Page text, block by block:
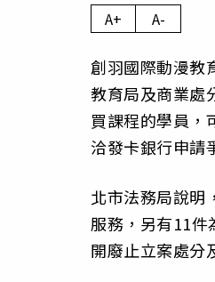
A+ A-
創羽國際動漫教
教育局及商業處
買課程的學員，
洽發卡銀行申請
北市法務局說明
服務，另有11件
開廢止立案處分